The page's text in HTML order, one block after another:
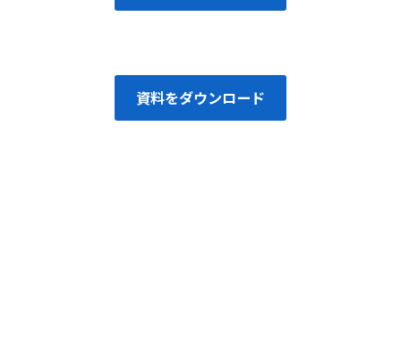
資料をダウンロード